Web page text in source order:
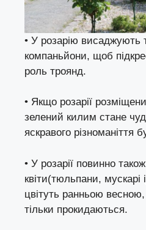
• У розарію висаджують
компаньйони, щоб
роль троянд.
• Якщо розарії
зелений килим стане
яскравого різноманіття
• У розарії повинно
квіти(тюльпани, мускарі
цвітуть ранньою
тільки прокидаються.